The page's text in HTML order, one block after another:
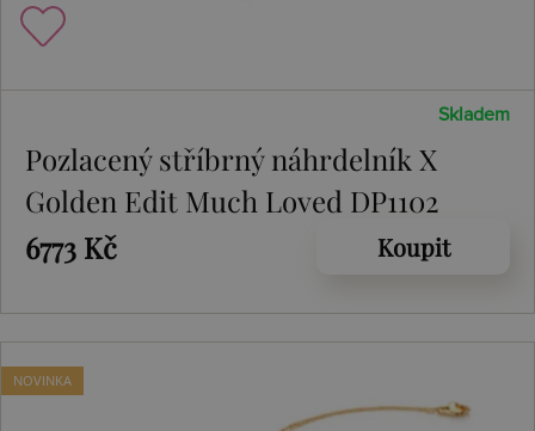
Skladem
Pozlacený stříbrný náhrdelník X
Golden Edit Much Loved DP1102
6773 Kč
Koupit
NOVINKA